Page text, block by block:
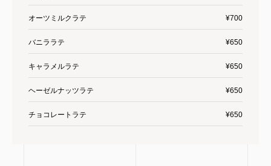
オーツミルクラテ ¥700
バニララテ ¥650
キャラメルラテ ¥650
ヘーゼルナッツラテ ¥650
チョコレートラテ ¥650